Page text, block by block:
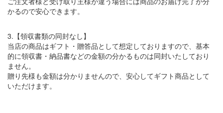
かるので安心できます。
3.【領収書類の同封なし】
当店の商品はギフト・贈答品として想定しておりますので、基本
的に領収書・納品書などの金額の分かるものは同封いたしており
ません。
贈り先様も金額は分かりませんので、安心してギフト商品として
いただけます。